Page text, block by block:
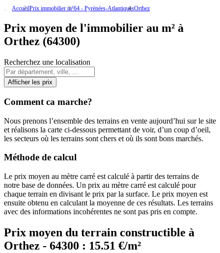
AccueilPrix immobilier m²64 - Pyrénées-AtlantiquesOrthez
Prix moyen de l'immobilier au m² à
Orthez (64300)
Recherchez une localisation
Afficher les prix
Comment ca marche?
Nous prenons l’ensemble des terrains en vente aujourd’hui sur le site
et réalisons la carte ci-dessous permettant de voir, d’un coup d’oeil,
les secteurs où les terrains sont chers et où ils sont bons marchés.
Méthode de calcul
Le prix moyen au mètre carré est calculé à partir des terrains de
notre base de données. Un prix au mètre carré est calculé pour
chaque terrain en divisant le prix par la surface. Le prix moyen est
ensuite obtenu en calculant la moyenne de ces résultats. Les terrains
avec des informations incohérentes ne sont pas pris en compte.
Prix moyen du terrain constructible à
Orthez - 64300 : 15.51 €/m²